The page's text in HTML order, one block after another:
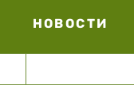
НОВОСТИ